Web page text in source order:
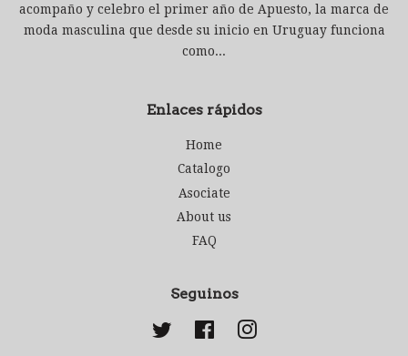
acompaño y celebro el primer año de Apuesto, la marca de
moda masculina que desde su inicio en Uruguay funciona
como...
Enlaces rápidos
Home
Catalogo
Asociate
About us
FAQ
Seguinos
Twitter FacebookInstagram